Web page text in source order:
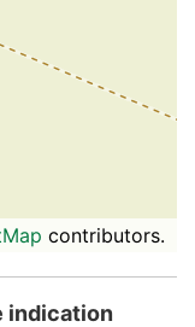
contributors.
indication